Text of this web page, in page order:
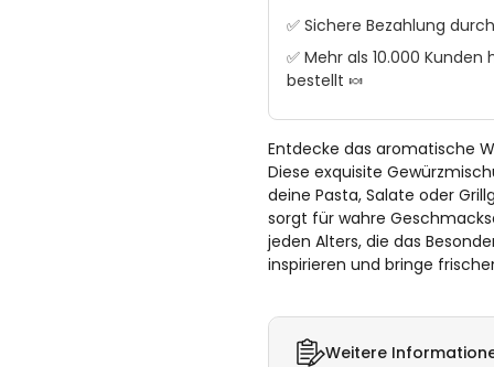
✅ Sichere Bezahlung
✅ Mehr als 10.000
bestellt 🍬
Entdecke das aromatische
Diese exquisite
deine Pasta, Salate oder
sorgt für wahre
jeden Alters, die das
inspirieren und bringe
Weitere